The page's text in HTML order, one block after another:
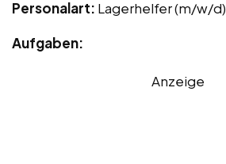
Personalart: Lagerhelfer (m/w/d)
Aufgaben:
Anzeige